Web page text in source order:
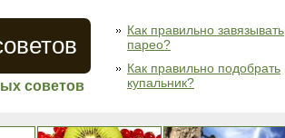
советов
Как правильно завязывать
парео?
Как правильно подобрать
купальник?